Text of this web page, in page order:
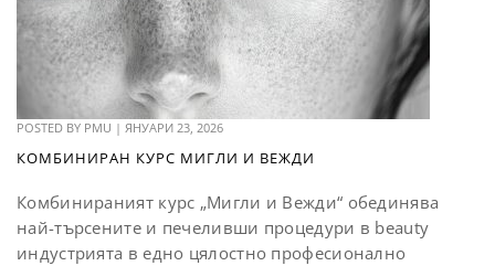
POSTED BY PMU | ЯНУАРИ 23, 2026
КОМБИНИРАН КУРС МИГЛИ И ВЕЖДИ
Комбинираният курс „Мигли и Вежди“ обединява
най-търсените и печеливши процедури в beauty
индустрията в едно цялостно професионално